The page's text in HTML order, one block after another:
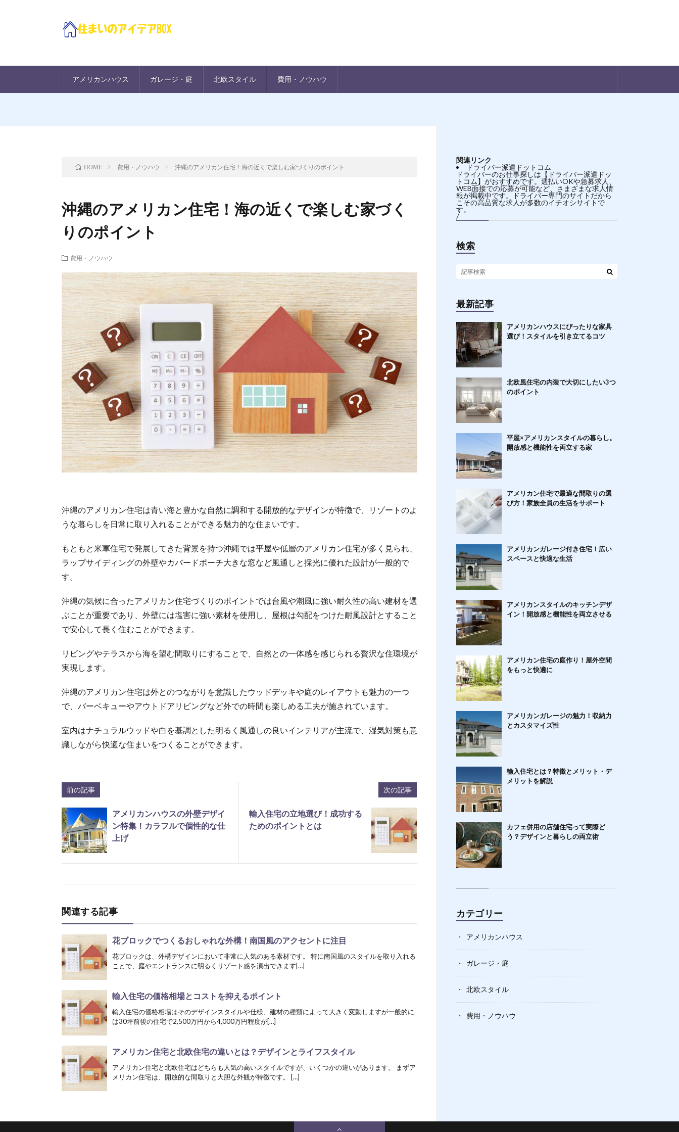
アメリカンハウス ガレージ・庭 北欧スタイル 費用・ノウハウ
HOME 費用・ノウハウ 沖縄のアメリカン住宅！海の近くで楽しむ家づくりのポイント
沖縄のアメリカン住宅！海の近くで楽しむ家づく
りのポイント
費用・ノウハウ
沖縄のアメリカン住宅は青い海と豊かな自然に調和する開放的なデザインが特徴で、リゾートのよ
うな暮らしを日常に取り入れることができる魅力的な住まいです。
もともと米軍住宅で発展してきた背景を持つ沖縄では平屋や低層のアメリカン住宅が多く見られ、
ラップサイディングの外壁やカバードポーチ大きな窓など風通しと採光に優れた設計が一般的で
す。
沖縄の気候に合ったアメリカン住宅づくりのポイントでは台風や潮風に強い耐久性の高い建材を選
ぶことが重要であり、外壁には塩害に強い素材を使用し、屋根は勾配をつけた耐風設計とすること
で安心して長く住むことができます。
リビングやテラスから海を望む間取りにすることで、自然との一体感を感じられる贅沢な住環境が
実現します。
沖縄のアメリカン住宅は外とのつながりを意識したウッドデッキや庭のレイアウトも魅力の一つ
で、バーベキューやアウトドアリビングなど外での時間も楽しめる工夫が施されています。
室内はナチュラルウッドや白を基調とした明るく風通しの良いインテリアが主流で、湿気対策も意
識しながら快適な住まいをつくることができます。
前の記事
アメリカンハウスの外壁デザイ
ン特集！カラフルで個性的な仕
上げ
次の記事
輸入住宅の立地選び！成功する
ためのポイントとは
関連する記事
花ブロックでつくるおしゃれな外構！南国風のアクセントに注目
花ブロックは、外構デザインにおいて非常に人気のある素材です。 特に南国風のスタイルを取り入れる
ことで、庭やエントランスに明るくリゾート感を演出できます[…]
輸入住宅の価格相場とコストを抑えるポイント
輸入住宅の価格相場はそのデザインスタイルや仕様、建材の種類によって大きく変動しますが一般的に
は30坪前後の住宅で2,500万円から4,000万円程度が[…]
アメリカン住宅と北欧住宅の違いとは？デザインとライフスタイル
アメリカン住宅と北欧住宅はどちらも人気の高いスタイルですが、いくつかの違いがあります。 まずア
メリカン住宅は、開放的な間取りと大胆な外観が特徴です。 […]
関連リンク
ドライバー派遣ドットコム
ドライバーのお仕事探しは【ドライバー派遣ドッ
トコム】がおすすめです。週払いOKや急募求人、
WEB面接での応募が可能など、さまざまな求人情
報が掲載中です。ドライバー専門のサイトだから
こその高品質な求人が多数のイチオシサイトで
す。
/
検索
最新記事
アメリカンハウスにぴったりな家具
選び！スタイルを引き立てるコツ
北欧風住宅の内装で大切にしたい3つ
のポイント
平屋×アメリカンスタイルの暮らし。
開放感と機能性を両立する家
アメリカン住宅で最適な間取りの選
び方！家族全員の生活をサポート
アメリカンガレージ付き住宅！広い
スペースと快適な生活
アメリカンスタイルのキッチンデザ
イン！開放感と機能性を両立させる
アメリカン住宅の庭作り！屋外空間
をもっと快適に
アメリカンガレージの魅力！収納力
とカスタマイズ性
輸入住宅とは？特徴とメリット・デ
メリットを解説
カフェ併用の店舗住宅って実際ど
う？デザインと暮らしの両立術
カテゴリー
アメリカンハウス
ガレージ・庭
北欧スタイル
費用・ノウハウ